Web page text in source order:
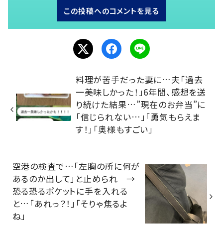
この投稿へのコメントを見る
料理が苦手だった妻に…夫「過去
一美味しかった！」6年間、感想を送
り続けた結果…”現在のお弁当”に
「信じられない…」「勇気もらえま
す！」「奥様もすごい」
空港の検査で…「左胸の所に何が
あるのか出して」と止められ →
恐る恐るポケットに手を入れる
と…「あれっ？！」「そりゃ焦るよ
ね」